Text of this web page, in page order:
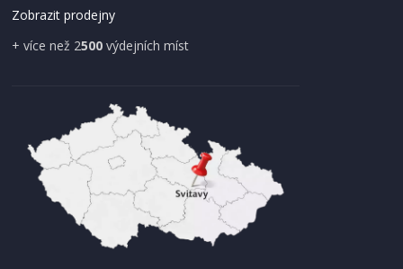
1 799 Kč Přidat do košíku
SUŠIČKA POTRAVIN
BlackDecker BXDE401E
Zobrazit prodejny
+ více než 2500 výdejních míst